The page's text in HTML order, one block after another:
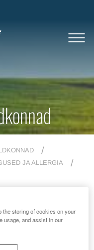
JA ALLERGIA
the storing of cookies on your
usage, and assist in our